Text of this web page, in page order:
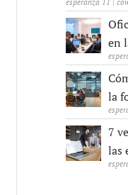
esperanza 11 |
en
la
7
las